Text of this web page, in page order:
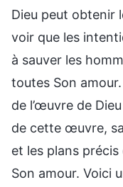
Dieu peut obtenir
voir que les
à sauver les
toutes Son
de l’œuvre de
de cette œuvre,
et les plans
Son amour. Voici